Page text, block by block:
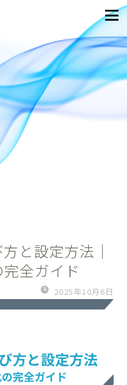
と設定方法｜
全ガイド
2025年10月6日